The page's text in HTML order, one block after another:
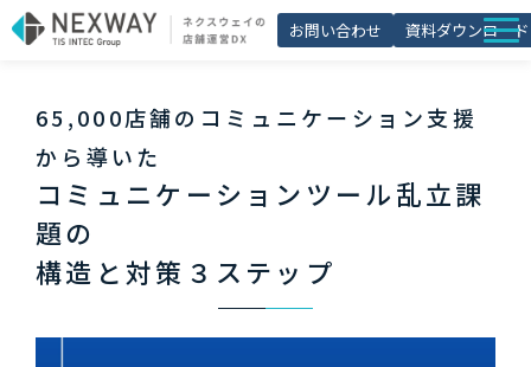
お問い合わせ 資料ダウンロード
導入事例
ブログ
よくあるご質問
65,000店舗のコミュニケーション支援
から導いた
コミュニケーションツール乱立課
題の
構造と対策３ステップ